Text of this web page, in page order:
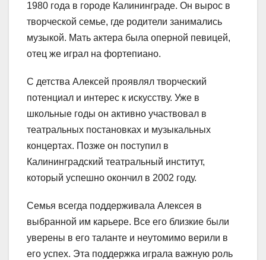
1980 года в городе Калининграде. Он вырос в
творческой семье, где родители занимались
музыкой. Мать актера была оперной певицей,
отец же играл на фортепиано.
С детства Алексей проявлял творческий
потенциал и интерес к искусству. Уже в
школьные годы он активно участвовал в
театральных постановках и музыкальных
концертах. Позже он поступил в
Калининградский театральный институт,
который успешно окончил в 2002 году.
Семья всегда поддерживала Алексея в
выбранной им карьере. Все его близкие были
уверены в его таланте и неутомимо верили в
его успех. Эта поддержка играла важную роль